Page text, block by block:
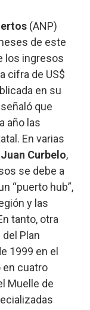
(ANP)
de este
los ingresos
cifra de US$
en su
que
año las
En varias
Juan Curbelo,
se debe a
“puerto hub”,
y las
tanto, otra
Plan
1999 en el
en cuatro
Muelle de